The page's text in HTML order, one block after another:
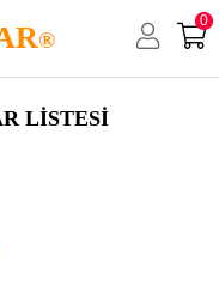
®
0
LİSTESİ